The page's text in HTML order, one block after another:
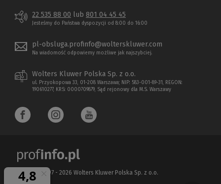
22 535 88 00 lub 801 04 45 45
Jesteśmy do Państwa dyspozycji od 8:00 do 16:00
pl-obsluga.profinfo@wolterskluwer.com
Na wiadomość odpowiemy możliwe jak najszybciej.
Wolters Kluwer Polska Sp. z o.o.
ul. Przyokopowa 33, 01-208 Warszawa; NIP: 583-001-89-31, REGON:
190610277, KRS: 0000709879, Sąd rejonowy dla M.S. Warszawy
Copyright 1997 - 2026 Wolters Kluwer Polska Sp. z o.o.